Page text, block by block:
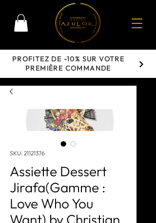
PROFITEZ DE -10% SUR VOTRE
PREMIÈRE COMMANDE
SKU: 21121376
Assiette Dessert
Jirafa(Gamme :
Love Who You
Want) by Christian